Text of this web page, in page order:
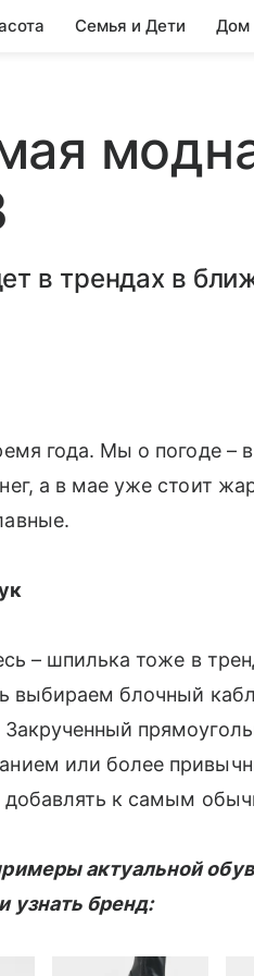
Семья и Дети Дом
в трендах в
года. Мы о погоде –
а в мае уже стоит
– шпилька тоже в
выбираем блочный
или более
добавлять к самым
актуальной
узнать бренд: